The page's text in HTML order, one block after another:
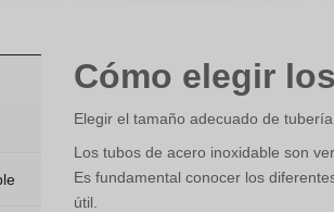
Cómo elegir
Elegir el tamaño adecuado de
Los tubos de acero inoxidable son
Es fundamental conocer los
útil.